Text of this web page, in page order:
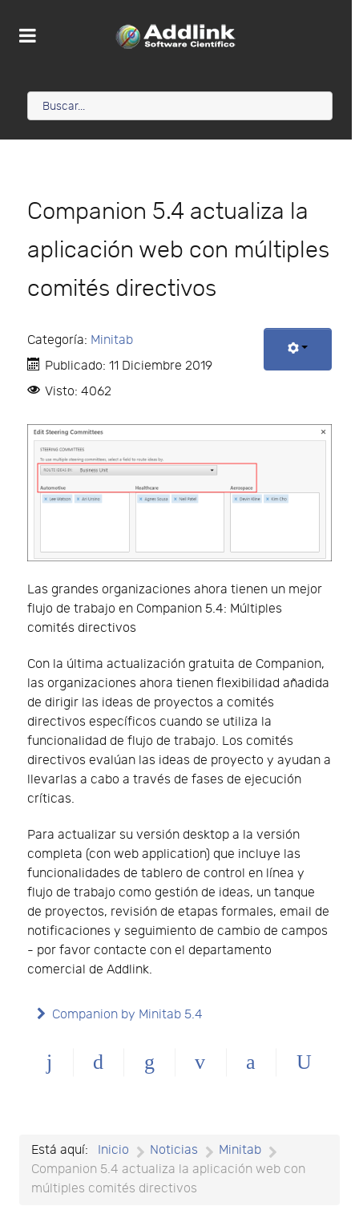
Companion 5.4 actualiza la
aplicación web con múltiples
comités directivos
Categoría: Minitab
Publicado: 11 Diciembre 2019
Visto: 4062
Las grandes organizaciones ahora tienen un mejor
flujo de trabajo en Companion 5.4: Múltiples
comités directivos
Con la última actualización gratuita de Companion,
las organizaciones ahora tienen flexibilidad añadida
de dirigir las ideas de proyectos a comités
directivos específicos cuando se utiliza la
funcionalidad de flujo de trabajo. Los comités
directivos evalúan las ideas de proyecto y ayudan a
llevarlas a cabo a través de fases de ejecución
críticas.
Para actualizar su versión desktop a la versión
completa (con web application) que incluye las
funcionalidades de tablero de control en línea y
flujo de trabajo como gestión de ideas, un tanque
de proyectos, revisión de etapas formales, email de
notificaciones y seguimiento de cambio de campos
- por favor contacte con el departamento
comercial de Addlink.
Companion by Minitab 5.4
Está aquí: Inicio Noticias
Minitab
Companion 5.4 actualiza la aplicación web con
múltiples comités directivos